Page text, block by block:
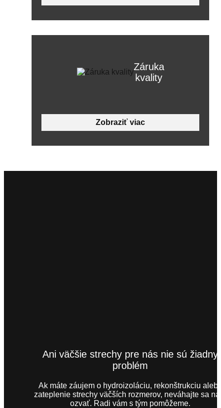
Záruka
kvality
Zobraziť viac
Ani väčšie strechy pre nás nie sú žiadny
problém
Ak máte záujem o hydroizoláciu, rekonštrukciu
zateplenie strechy väčších rozmerov, neváhajte sa
ozvať. Radi vám s tým pomôžeme.